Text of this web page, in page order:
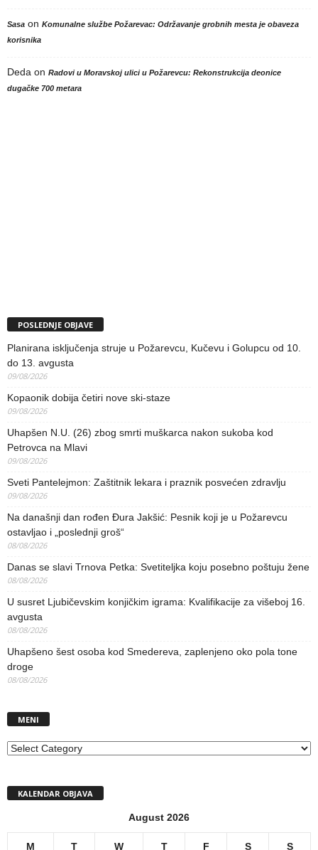
Sasa on Komunalne službe Požarevac: Održavanje grobnih mesta je obaveza
korisnika
Deda on Radovi u Moravskoj ulici u Požarevcu: Rekonstrukcija deonice
dugačke 700 metara
POSLEDNJE OBJAVE
Planirana isključenja struje u Požarevcu, Kučevu i Golupcu od 10.
do 13. avgusta
09/08/2026
Kopaonik dobija četiri nove ski-staze
09/08/2026
Uhapšen N.U. (26) zbog smrti muškarca nakon sukoba kod
Petrovca na Mlavi
09/08/2026
Sveti Pantelejmon: Zaštitnik lekara i praznik posvećen zdravlju
09/08/2026
Na današnji dan rođen Đura Jakšić: Pesnik koji je u Požarevcu
ostavljao i „poslednji groš“
08/08/2026
Danas se slavi Trnova Petka: Svetiteljka koju posebno poštuju žene
08/08/2026
U susret Ljubičevskim konjičkim igrama: Kvalifikacije za višeboj 16.
avgusta
08/08/2026
Uhapšeno šest osoba kod Smedereva, zaplenjeno oko pola tone
droge
08/08/2026
MENI
MENI
KALENDAR OBJAVA
August 2026
M T W T F S S